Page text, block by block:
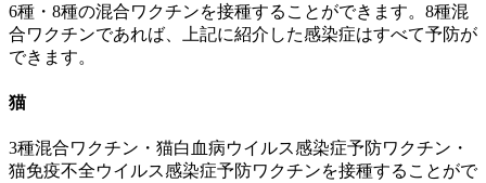
6種・8種の混合ワクチンを接種することができます。8種混
合ワクチンであれば、上記に紹介した感染症はすべて予防が
できます。
猫
3種混合ワクチン・猫白血病ウイルス感染症予防ワクチン・
猫免疫不全ウイルス感染症予防ワクチンを接種することがで